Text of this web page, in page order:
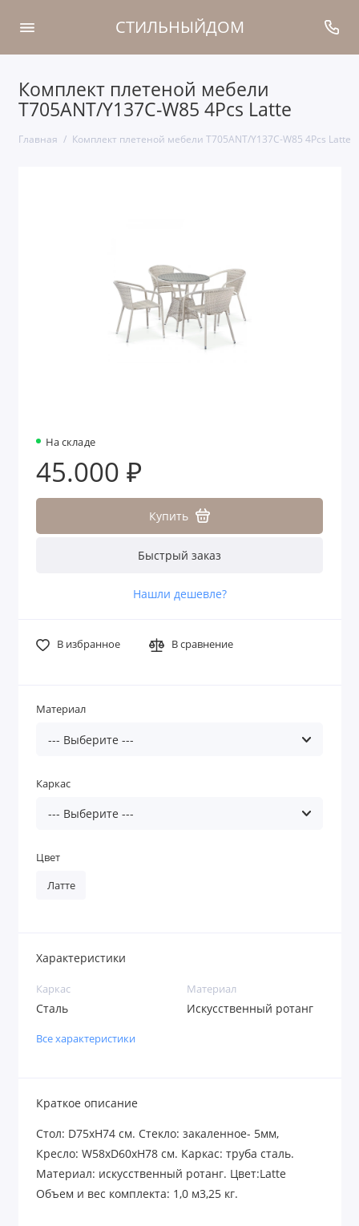
СТИЛЬНЫЙДОМ
Комплект плетеной мебели
T705ANT/Y137C-W85 4Pcs Latte
Главная Комплект плетеной мебели T705ANT/Y137C-W85 4Pcs Latte
На складе
45.000 ₽
Купить
Быстрый заказ
Нашли дешевле?
В избранное В сравнение
Материал
Каркас
Цвет
Латте
Характеристики
Каркас
Сталь
Материал
Искусственный ротанг
Все характеристики
Краткое описание
Стoл: D75xH74 см. Стекло: закаленное- 5мм,
Кресло: W58xD60xH78 см. Каркас: труба сталь.
Материал: искусственный ротанг. Цвет:Latte
Объем и вес комплекта: 1,0 м3,25 кг.